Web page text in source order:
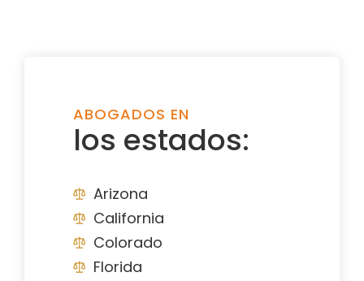
ABOGADOS EN
los estados:
Arizona
California
Colorado
Florida